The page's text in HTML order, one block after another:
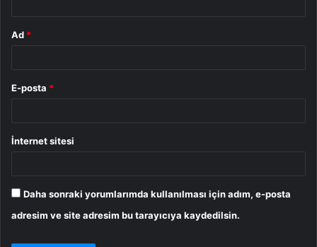
Ad *
E-posta *
İnternet sitesi
Daha sonraki yorumlarımda kullanılması için adım, e-posta
adresim ve site adresim bu tarayıcıya kaydedilsin.